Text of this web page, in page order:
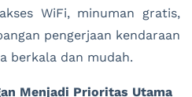
WiFi, minuman gratis,
pengerjaan kendaraan
berkala dan mudah.
Menjadi Prioritas Utama